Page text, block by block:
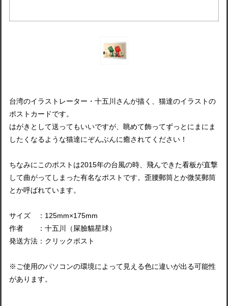
台湾のイラストレーター・十五川さんが描く、猫達のイラストの
ポストカードです。
はがきとして送ってもいいですが、眺めて飾ってずっとにまにま
したくなるような猫達にぞんぶんに癒されてください！
ちなみにこのポストは2015年の台風の時、飛んできた看板が直撃
して曲がってしまった有名なポストです。歪腰郵筒とか微笑郵筒
とか呼ばれています。
サイズ ：125mm×175mm
作者 ：十五川（屎臉貓星球）
発送方法：クリックポスト
※ご使用のパソコンの環境によって見える色に違いが出る可能性
があります。